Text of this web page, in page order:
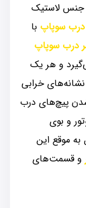
جنس لاستیک
درب سوپاپ با
درب سوپاپ
می‌گیرد و هر یک
خرابی
پیچ‌های درب
و بوی
موقع این
و قسمت‌های